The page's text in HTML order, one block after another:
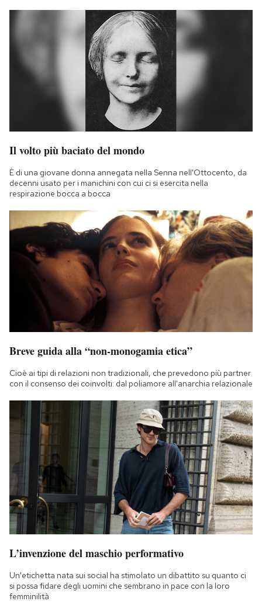
Il volto più baciato del mondo
È di una giovane donna annegata nella Senna nell'Ottocento, da
decenni usato per i manichini con cui ci si esercita nella
respirazione bocca a bocca
Breve guida alla “non-monogamia etica”
Cioè ai tipi di relazioni non tradizionali, che prevedono più partner
con il consenso dei coinvolti: dal poliamore all'anarchia relazionale
L’invenzione del maschio performativo
Un'etichetta nata sui social ha stimolato un dibattito su quanto ci
si possa fidare degli uomini che sembrano in pace con la loro
femminilità